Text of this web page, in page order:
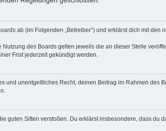
ab (im Folgenden „Betreiber“) und erklärst dich mit den
des Boards gelten jeweils die an dieser Stelle
Frist jederzeit gekündigt werden.
und unentgeltliches Recht, deinen Beitrag im Rahmen des
guten Sitten verstoßen. Du erklärst insbesondere, dass du